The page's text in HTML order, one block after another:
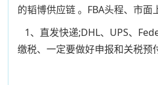
的韬博供应链 。FBA头程、市面
1、直发快递;DHL、UPS、
缴税、一定要做好申报和关税预